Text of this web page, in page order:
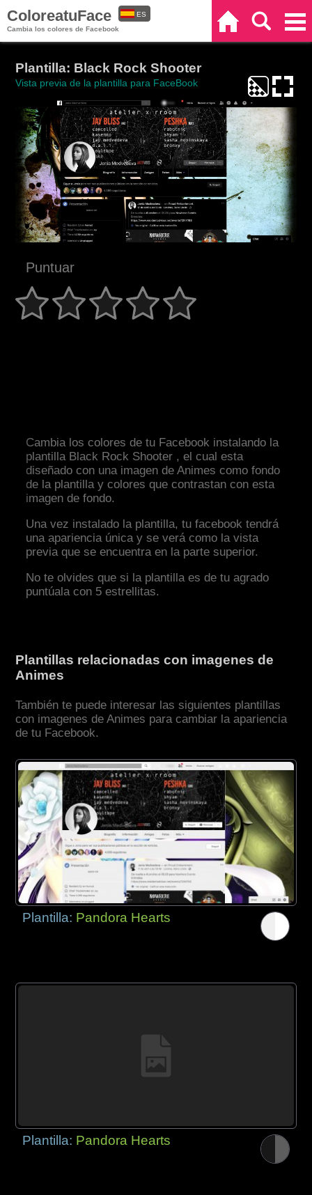
ColoreatuFace
Cambia los colores de Facebook
ES
Plantilla: Black Rock Shooter
Vista previa de la plantilla para FaceBook
Puntuar
Cambia los colores de tu Facebook instalando la
plantilla Black Rock Shooter , el cual esta
diseñado con una imagen de Animes como fondo
de la plantilla y colores que contrastan con esta
imagen de fondo.
Una vez instalado la plantilla, tu facebook tendrá
una apariencia única y se verá como la vista
previa que se encuentra en la parte superior.
No te olvides que si la plantilla es de tu agrado
puntúala con 5 estrellitas.
Plantillas relacionadas con imagenes de
Animes
También te puede interesar las siguientes plantillas
con imagenes de Animes para cambiar la apariencia
de tu Facebook.
Plantilla: Pandora Hearts
Plantilla: Pandora Hearts